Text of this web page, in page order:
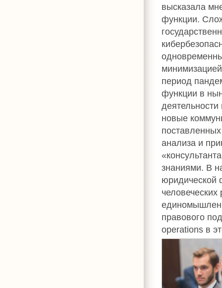
высказала
функции.
период
функции в
новые
анализа и
знаниями. В
юридической
правового
operations в